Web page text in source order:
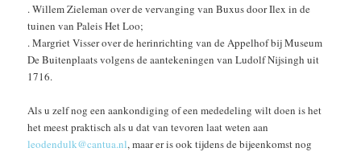
. Willem Zieleman over de vervanging van Buxus door Ilex in de
tuinen van Paleis Het Loo;
. Margriet Visser over de herinrichting van de Appelhof bij Museum
De Buitenplaats volgens de aantekeningen van Ludolf Nijsingh uit
1716.
Als u zelf nog een aankondiging of een mededeling wilt doen is het
het meest praktisch als u dat van tevoren laat weten aan
leodendulk@cantua.nl, maar er is ook tijdens de bijeenkomst nog